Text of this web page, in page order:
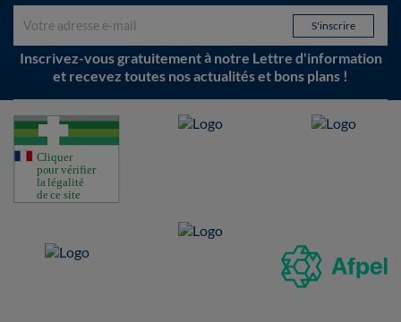
Inscrivez-vous gratuitement à notre Lettre d'information
et recevez toutes nos actualités et bons plans !